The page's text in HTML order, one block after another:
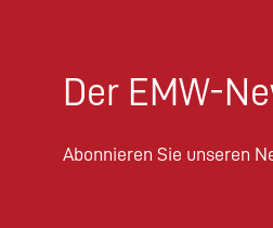
Der EMW-
Abonnieren Sie unseren